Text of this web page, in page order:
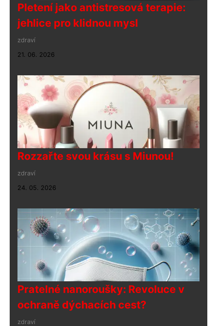
Pletení jako antistresová terapie:
jehlice pro klidnou mysl
zdraví
21. 06. 2026
Rozzařte svou krásu s Miunou!
zdraví
24. 05. 2026
Pratelné nanoroušky: Revoluce v
ochraně dýchacích cest?
zdraví